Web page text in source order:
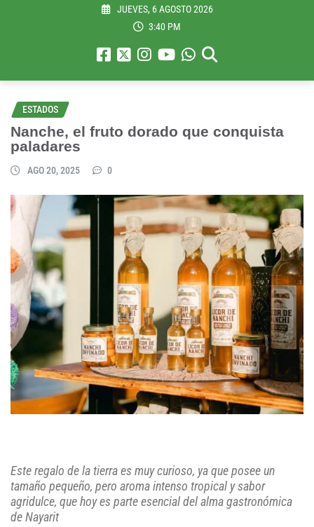
JUEVES, 6 AGOSTO 2026
3:40 PM
ESTADOS
Nanche, el fruto dorado que conquista
paladares
AGO 20, 2025 0
Este regalo de la tierra es muy curioso, ya que posee un
tamaño pequeño, pero aroma intenso tropical y sabor
agridulce, que hoy es parte esencial del alma gastronómica
de Nayarit